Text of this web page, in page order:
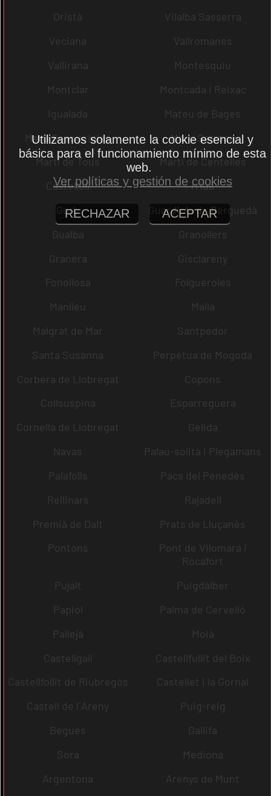
Oristà
Vilalba Sasserra
Veciana
Vallromanes
Vallirana
Montesquiu
Montclar
Montcada i Reixac
Igualada
Mateu de Bages
Martí Sesgueioles
Martí Sarroca
Martí de Tous
Martí de Centelles
Castellolí
rrius
Gurb
Guardiola de Berguedà
Gualba
Granollers
Granera
Gisclareny
Fonollosa
Folgueroles
Manlleu
Malla
Malgrat de Mar
Santpedor
Santa Susanna
Perpètua de Mogoda
Corbera de Llobregat
Copons
Collsuspina
Esparreguera
Cornellà de Llobregat
Gelida
Navas
Palau-solità i Plegamans
Palafolls
Pacs del Penedès
Rellinars
Rajadell
Premià de Dalt
Prats de Lluçanès
Pontons
Pont de Vilomara i
Rocafort
Pujalt
Puigdàlber
Papiol
Palma de Cervelló
Pallejà
Moià
Castellgalí
Castellfullit del Boix
Castellfollit de Riubregós
Castellet i la Gornal
Castell de l´Areny
Puig-reig
Begues
Gallifa
Sora
Mediona
Argentona
Arenys de Munt
Utilizamos solamente la cookie esencial y
básica para el funcionamiento mínimo de esta
web.
Ver políticas y gestión de cookies
RECHAZAR ACEPTAR